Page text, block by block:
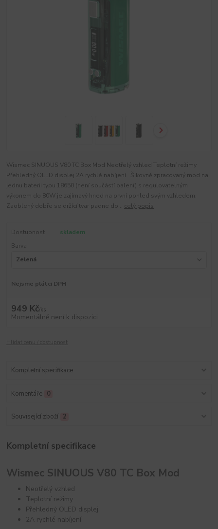
Wismec SINUOUS V80 TC Box Mod Neotřelý vzhled Teplotní režimy
Přehledný OLED displej 2A rychlé nabíjení Šikovně zpracovaný mod na
jednu baterii typu 18650 (není součástí balení) s regulovatelným
výkonem do 80W je zajímavý hned na první pohled svým vzhledem.
Zaoblený dobře se držící tvar padne do... celý popis
Dostupnost
skladem
Barva
Nejsme plátci DPH
949 Kč/ks
Momentálně není k dispozici
Kompletní specifikace
Komentáře 0
Související zboží 2
Kompletní specifikace
Wismec SINUOUS V80 TC Box Mod
Neotřelý vzhled
Teplotní režimy
Přehledný OLED displej
2A rychlé nabíjení